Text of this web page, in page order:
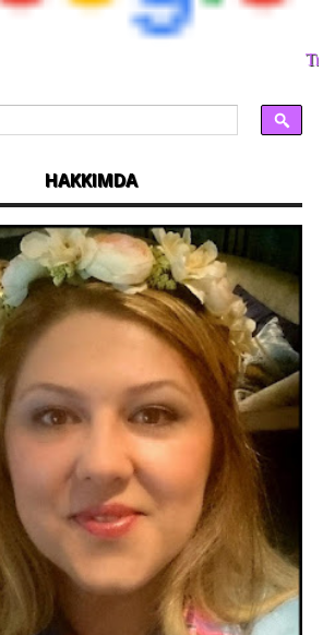
HAKKIMDA